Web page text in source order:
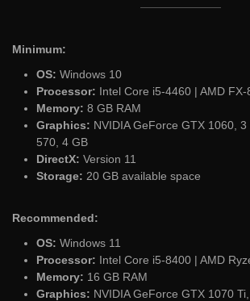
Minimum:
OS: Windows 10
Processor: Intel Core i5-4460 | AMD FX-
Memory: 8 GB RAM
Graphics: NVIDIA GeForce GTX 1060,
570, 4 GB
DirectX: Version 11
Storage: 20 GB available space
Recommended:
OS: Windows 11
Processor: Intel Core i5-8400 | AMD
Memory: 16 GB RAM
Graphics: NVIDIA GeForce GTX 1070